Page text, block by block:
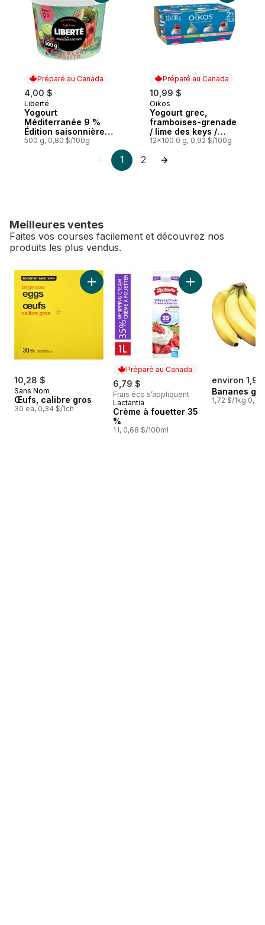
Préparé au Canada
4,00 $
Préparé au Canada
Liberté
Yogourt
Méditerranée 9 %
Édition saisonnière
Framboise Mojito
500 g, 0,80 $/100g
Préparé au Canada
10,99 $
Préparé au Canada
Oikos
Yogourt grec,
framboises-grenade
/ lime des keys /
vanille / fraises-
brassé
12x100.0 g, 0,92 $/100g
1 2
Meilleures ventes
Faites vos courses facilement et découvrez nos
produits les plus vendus.
sauter Meilleures ventes
10,28 $
Sans Nom
Œufs, calibre gros
30 ea, 0,34 $/1ch
Ajouter Œufs, calibre gros au panier
Préparé au Canada
6,79 $
Frais éco s’appliquent
Préparé au Canada
Lactantia
Crème à fouetter 35
%
1 l, 0,68 $/100ml
Ajouter Crème à
environ
Bananes
1,72 $/1kg